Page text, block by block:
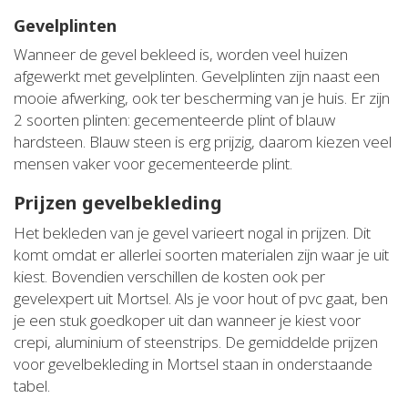
Gevelplinten
Wanneer de gevel bekleed is, worden veel huizen
afgewerkt met gevelplinten. Gevelplinten zijn naast een
mooie afwerking, ook ter bescherming van je huis. Er zijn
2 soorten plinten: gecementeerde plint of blauw
hardsteen. Blauw steen is erg prijzig, daarom kiezen veel
mensen vaker voor gecementeerde plint.
Prijzen gevelbekleding
Het bekleden van je gevel varieert nogal in prijzen. Dit
komt omdat er allerlei soorten materialen zijn waar je uit
kiest. Bovendien verschillen de kosten ook per
gevelexpert uit Mortsel. Als je voor hout of pvc gaat, ben
je een stuk goedkoper uit dan wanneer je kiest voor
crepi, aluminium of steenstrips. De gemiddelde prijzen
voor gevelbekleding in Mortsel staan in onderstaande
tabel.